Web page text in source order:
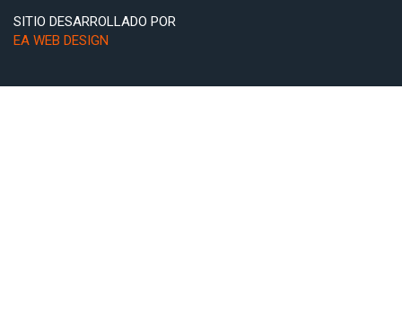
SITIO DESARROLLADO POR
EA WEB DESIGN